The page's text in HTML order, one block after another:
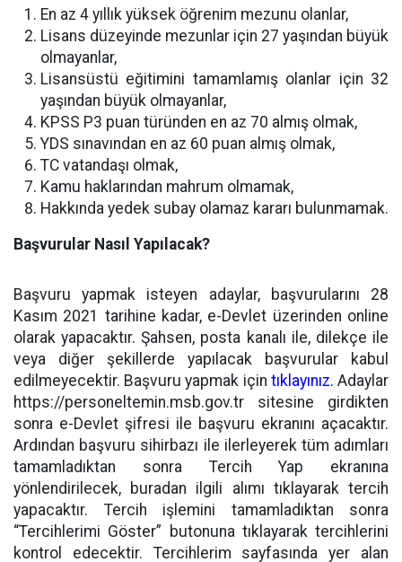
En az 4 yıllık yüksek öğrenim mezunu olanlar,
Lisans düzeyinde mezunlar için 27 yaşından büyük
olmayanlar,
Lisansüstü eğitimini tamamlamış olanlar için 32
yaşından büyük olmayanlar,
KPSS P3 puan türünden en az 70 almış olmak,
YDS sınavından en az 60 puan almış olmak,
TC vatandaşı olmak,
Kamu haklarından mahrum olmamak,
Hakkında yedek subay olamaz kararı bulunmamak.
Başvurular Nasıl Yapılacak?
Başvuru yapmak isteyen adaylar, başvurularını 28
Kasım 2021 tarihine kadar, e-Devlet üzerinden online
olarak yapacaktır. Şahsen, posta kanalı ile, dilekçe ile
veya diğer şekillerde yapılacak başvurular kabul
edilmeyecektir. Başvuru yapmak için tıklayınız. Adaylar
https://personeltemin.msb.gov.tr sitesine girdikten
sonra e-Devlet şifresi ile başvuru ekranını açacaktır.
Ardından başvuru sihirbazı ile ilerleyerek tüm adımları
tamamladıktan sonra Tercih Yap ekranına
yönlendirilecek, buradan ilgili alımı tıklayarak tercih
yapacaktır. Tercih işlemini tamamladıktan sonra
“Tercihlerimi Göster” butonuna tıklayarak tercihlerini
kontrol edecektir. Tercihlerim sayfasında yer alan